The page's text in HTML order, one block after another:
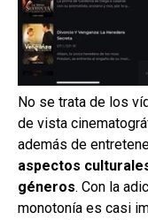
No se trata de los
de vista
además de
aspectos
géneros. Con la
monotonía es casi